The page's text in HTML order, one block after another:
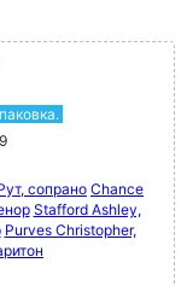
сопраноChance
Stafford Ashley,
Purves Christopher,